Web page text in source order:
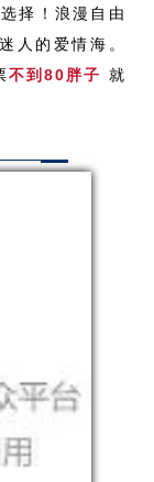
择！浪漫自由
人的爱情海。
不到80胖子 就